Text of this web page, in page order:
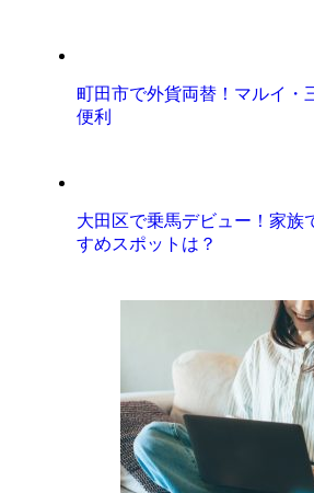
町田市で外貨両替！マルイ・
便利
大田区で乗馬デビュー！家族
すめスポットは？